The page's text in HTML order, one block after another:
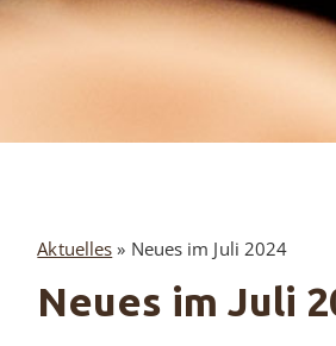
Aktuelles » Neues im Juli 2024
Neues im Juli